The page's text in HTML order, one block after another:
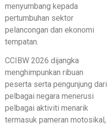
menyumbang kepada
pertumbuhan sektor
pelancongan dan ekonomi
tempatan.
CCIBW 2026 dijangka
menghimpunkan ribuan
peserta serta pengunjung dari
pelbagai negara menerusi
pelbagai aktiviti menarik
termasuk pameran motosikal,